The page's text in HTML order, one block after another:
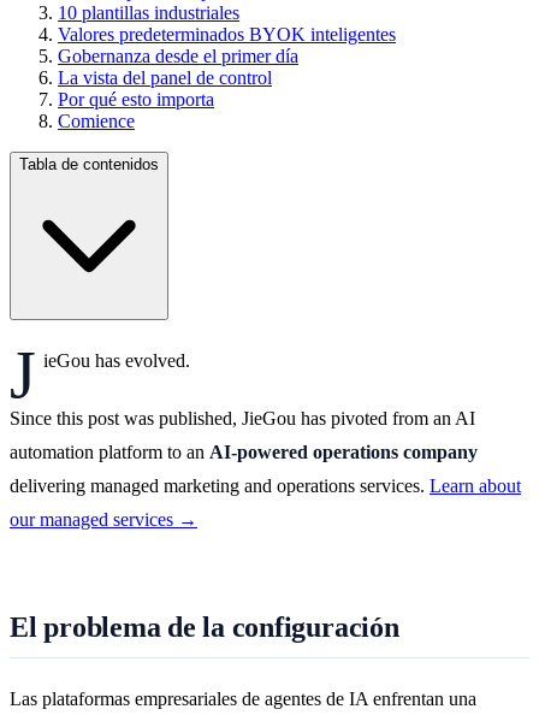
10 plantillas industriales
Valores predeterminados BYOK inteligentes
Gobernanza desde el primer día
La vista del panel de control
Por qué esto importa
Comience
Tabla de contenidos
J ieGou has evolved.
Since this post was published, JieGou has pivoted from an AI
automation platform to an AI-powered operations company
delivering managed marketing and operations services. Learn about
our managed services →
El problema de la configuración
Las plataformas empresariales de agentes de IA enfrentan una